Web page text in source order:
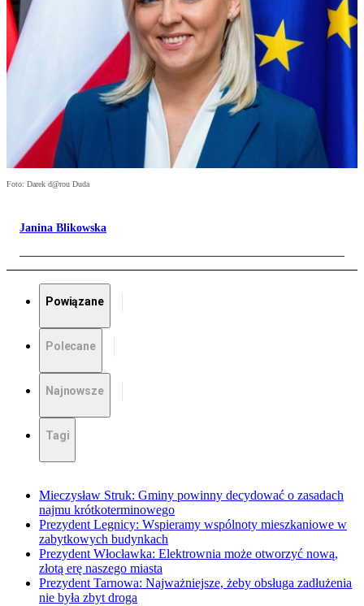
Foto: Darek d@rou Duda
Janina Blikowska
Powiązane
Polecane
Najnowsze
Tagi
Mieczysław Struk: Gminy powinny decydować o zasadach
najmu krótkoterminowego
Prezydent Legnicy: Wspieramy wspólnoty mieszkaniowe w
zabytkowych budynkach
Prezydent Włocławka: Elektrownia może otworzyć nową,
złotą erę naszego miasta
Prezydent Tarnowa: Najważniejsze, żeby obsługa zadłużenia
nie była zbyt droga